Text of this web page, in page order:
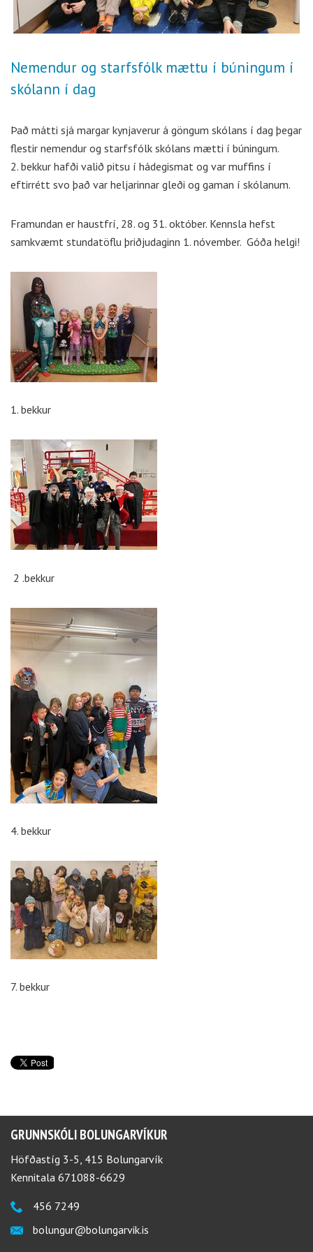
Nemendur og starfsfólk mættu í búningum í
skólann í dag
Það mátti sjá margar kynjaverur á göngum skólans í dag þegar
flestir nemendur og starfsfólk skólans mætti í búningum.
2. bekkur hafði valið pitsu í hádegismat og var muffins í
eftirrétt svo það var heljarinnar gleði og gaman í skólanum.
Framundan er haustfrí, 28. og 31. október. Kennsla hefst
samkvæmt stundatöflu þriðjudaginn 1. nóvember. Góða helgi!
1. bekkur
2 .bekkur
4. bekkur
7. bekkur
GRUNNSKÓLI BOLUNGARVÍKUR
Höfðastíg 3-5, 415 Bolungarvík
Kennitala 671088-6629
456 7249
bolungur@bolungarvik.is